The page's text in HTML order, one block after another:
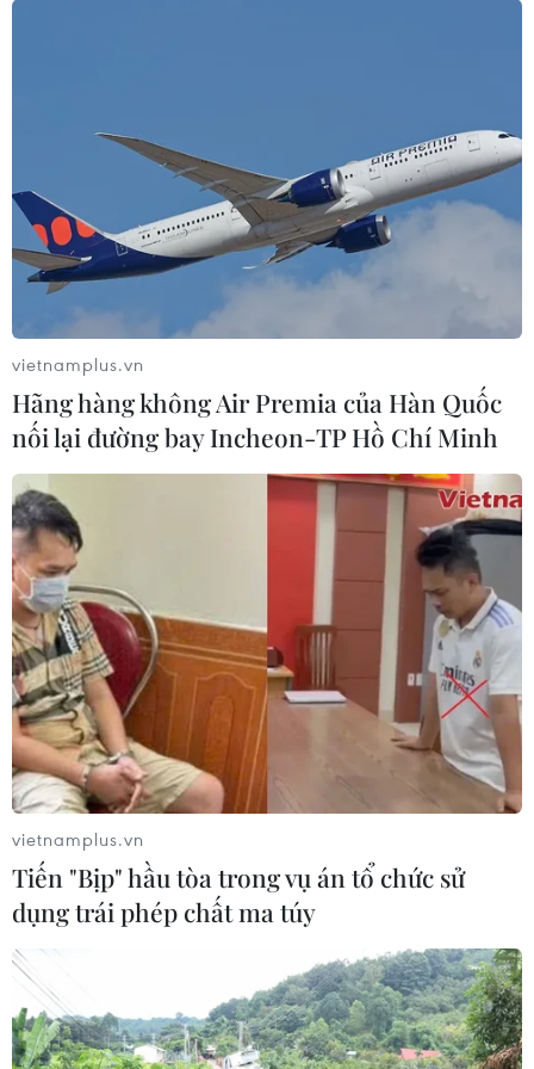
Rừng thông dọc Quốc lộ 28 được bao quanh bởi nhiều
diện tích đất sản xuất của người dân, tình trạng nhổ bỏ
thông non nhằm lấn chiếm đất rừng đã tăng mạnh từ
giữa năm 2022 đến nay.
Bình Phước: Xử lý tình trạng xâm canh,
lấn chiếm đất dự án tại Bù Đốp
10/03/2023 03:46
Do đất bị bỏ hoang thời gian dài, nhiều hộ dân đã lấn
chiếm, sang nhượng trong khu vực dự án; chính quyền
địa phương khó quản lý vì chưa xác định được mốc
giới đâu là đất dự án, đâu là đất của dân.
vietnamplus.vn
Hãng hàng không Air Premia của Hàn Quốc
nối lại đường bay Incheon-TP Hồ Chí Minh
vietnamplus.vn
Tiến "Bịp" hầu tòa trong vụ án tổ chức sử
dụng trái phép chất ma túy